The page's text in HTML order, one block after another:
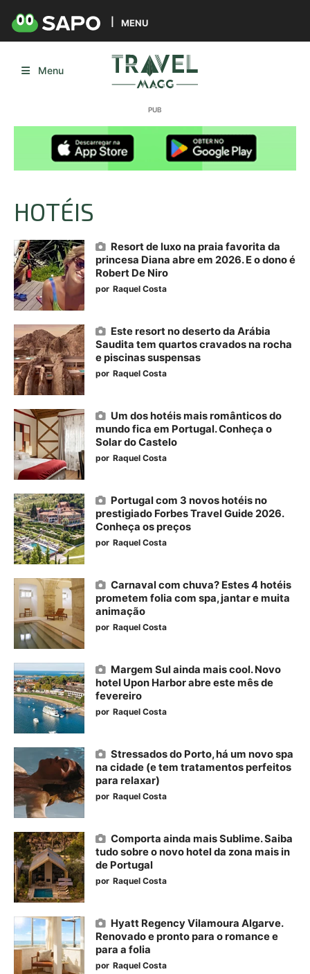
MENU
Menu
HOTÉIS
Resort de luxo na praia favorita da
princesa Diana abre em 2026. E o dono é
Robert De Niro
por Raquel Costa
Este resort no deserto da Arábia
Saudita tem quartos cravados na rocha
e piscinas suspensas
por Raquel Costa
Um dos hotéis mais românticos do
mundo fica em Portugal. Conheça o
Solar do Castelo
por Raquel Costa
Portugal com 3 novos hotéis no
prestigiado Forbes Travel Guide 2026.
Conheça os preços
por Raquel Costa
Carnaval com chuva? Estes 4 hotéis
prometem folia com spa, jantar e muita
animação
por Raquel Costa
Margem Sul ainda mais cool. Novo
hotel Upon Harbor abre este mês de
fevereiro
por Raquel Costa
Stressados do Porto, há um novo spa
na cidade (e tem tratamentos perfeitos
para relaxar)
por Raquel Costa
Comporta ainda mais Sublime. Saiba
tudo sobre o novo hotel da zona mais in
de Portugal
por Raquel Costa
Hyatt Regency Vilamoura Algarve.
Renovado e pronto para o romance e
para a folia
por Raquel Costa